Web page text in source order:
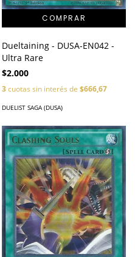
Dueltaining - DUSA-EN042 -
Ultra Rare
$2.000
3cuotas sin interés de $666,67
DUELIST SAGA (DUSA)